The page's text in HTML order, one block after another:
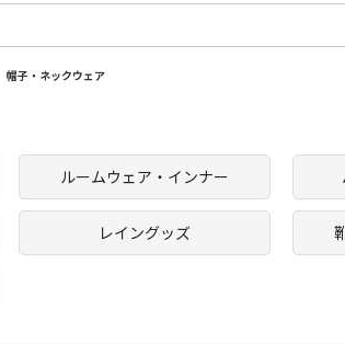
帽子・ネックウェア
ルームウェア・インナー
レイングッズ